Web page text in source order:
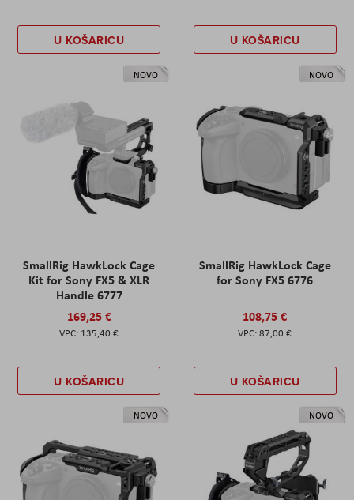
U KOŠARICU U KOŠARICU
NOVO
SmallRig HawkLock Cage
Kit for Sony FX5 & XLR
Handle 6777
169,25 €
135,40 €
U KOŠARICU
NOVO
SmallRig HawkLock Cage
for Sony FX5 6776
108,75 €
87,00 €
U KOŠARICU
NOVO NOVO